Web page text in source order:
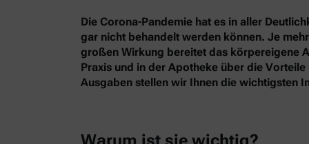
Die Corona-Pandemie hat es in aller
gar nicht behandelt werden können. Je
großen Wirkung bereitet das körpereigene
Praxis und in der Apotheke über die
Ausgaben stellen wir Ihnen die wichtigsten